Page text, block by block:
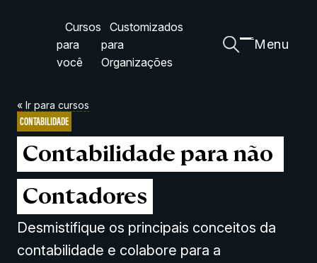
Cursos
para
você
Customizados
para
Organizações
Menu
« Ir para cursos
CONTABILIDADE
Contabilidade para não
Contadores
Desmistifique os principais conceitos da
contabilidade e colabore para a